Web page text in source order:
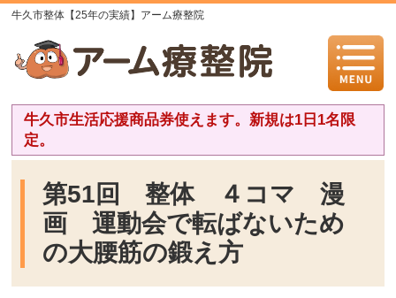
牛久市整体【25年の実績】アーム療整院
牛久市生活応援商品券使えます。新規は1日1名限
定。
第51回 整体 ４コマ 漫
画 運動会で転ばないため
の大腰筋の鍛え方